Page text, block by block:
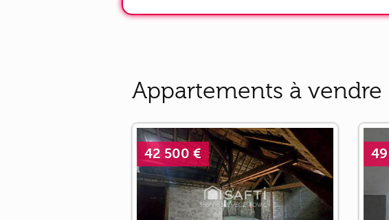
Appartements à
42 500 €